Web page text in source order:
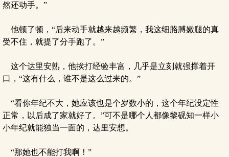
然还动手。”
他顿了顿，“后来动手就越来越频繁，我这细胳膊嫩腿的真
受不住，就提了分手跑了。”
这个达里安熟，他挨打经验丰富，几乎是立刻就强撑着开
口，“这有什么，谁不是这么过来的。”
“看你年纪不大，她应该也是个岁数小的，这个年纪没定性
正常，以后成了家就好了。”可不是哪个人都像黎砚知一样小
小年纪就能独当一面的，达里安想。
“那她也不能打我啊！”